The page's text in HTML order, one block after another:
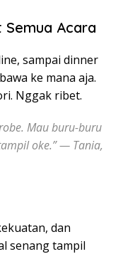
Acara
sampai dinner
ke mana aja.
Nggak ribet.
Mau buru-buru
oke.” — Tania,
dan
senang tampil